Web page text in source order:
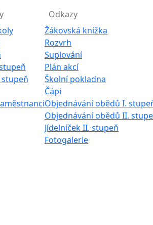
stupeň
Odkazy
Žákovská knížka
Rozvrh
Suplování
Plán akcí
Školní pokladna
Čápi
Objednávání obědů I.
Objednávání obědů II.
Jídelníček II. stupeň
Fotogalerie